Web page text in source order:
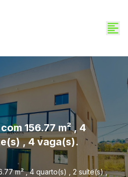
156.77 m² , 4
, 4 vaga(s).
m² , 4 quarto(s) , 2 suíte(s) ,